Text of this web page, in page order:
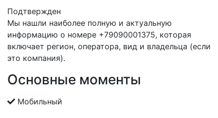
Подтвержден
Мы нашли наиболее полную и актуальную
информацию о номере +79090001375, которая
включает регион, оператора, вид и владельца (если
это компания).
Основные моменты
Мобильный